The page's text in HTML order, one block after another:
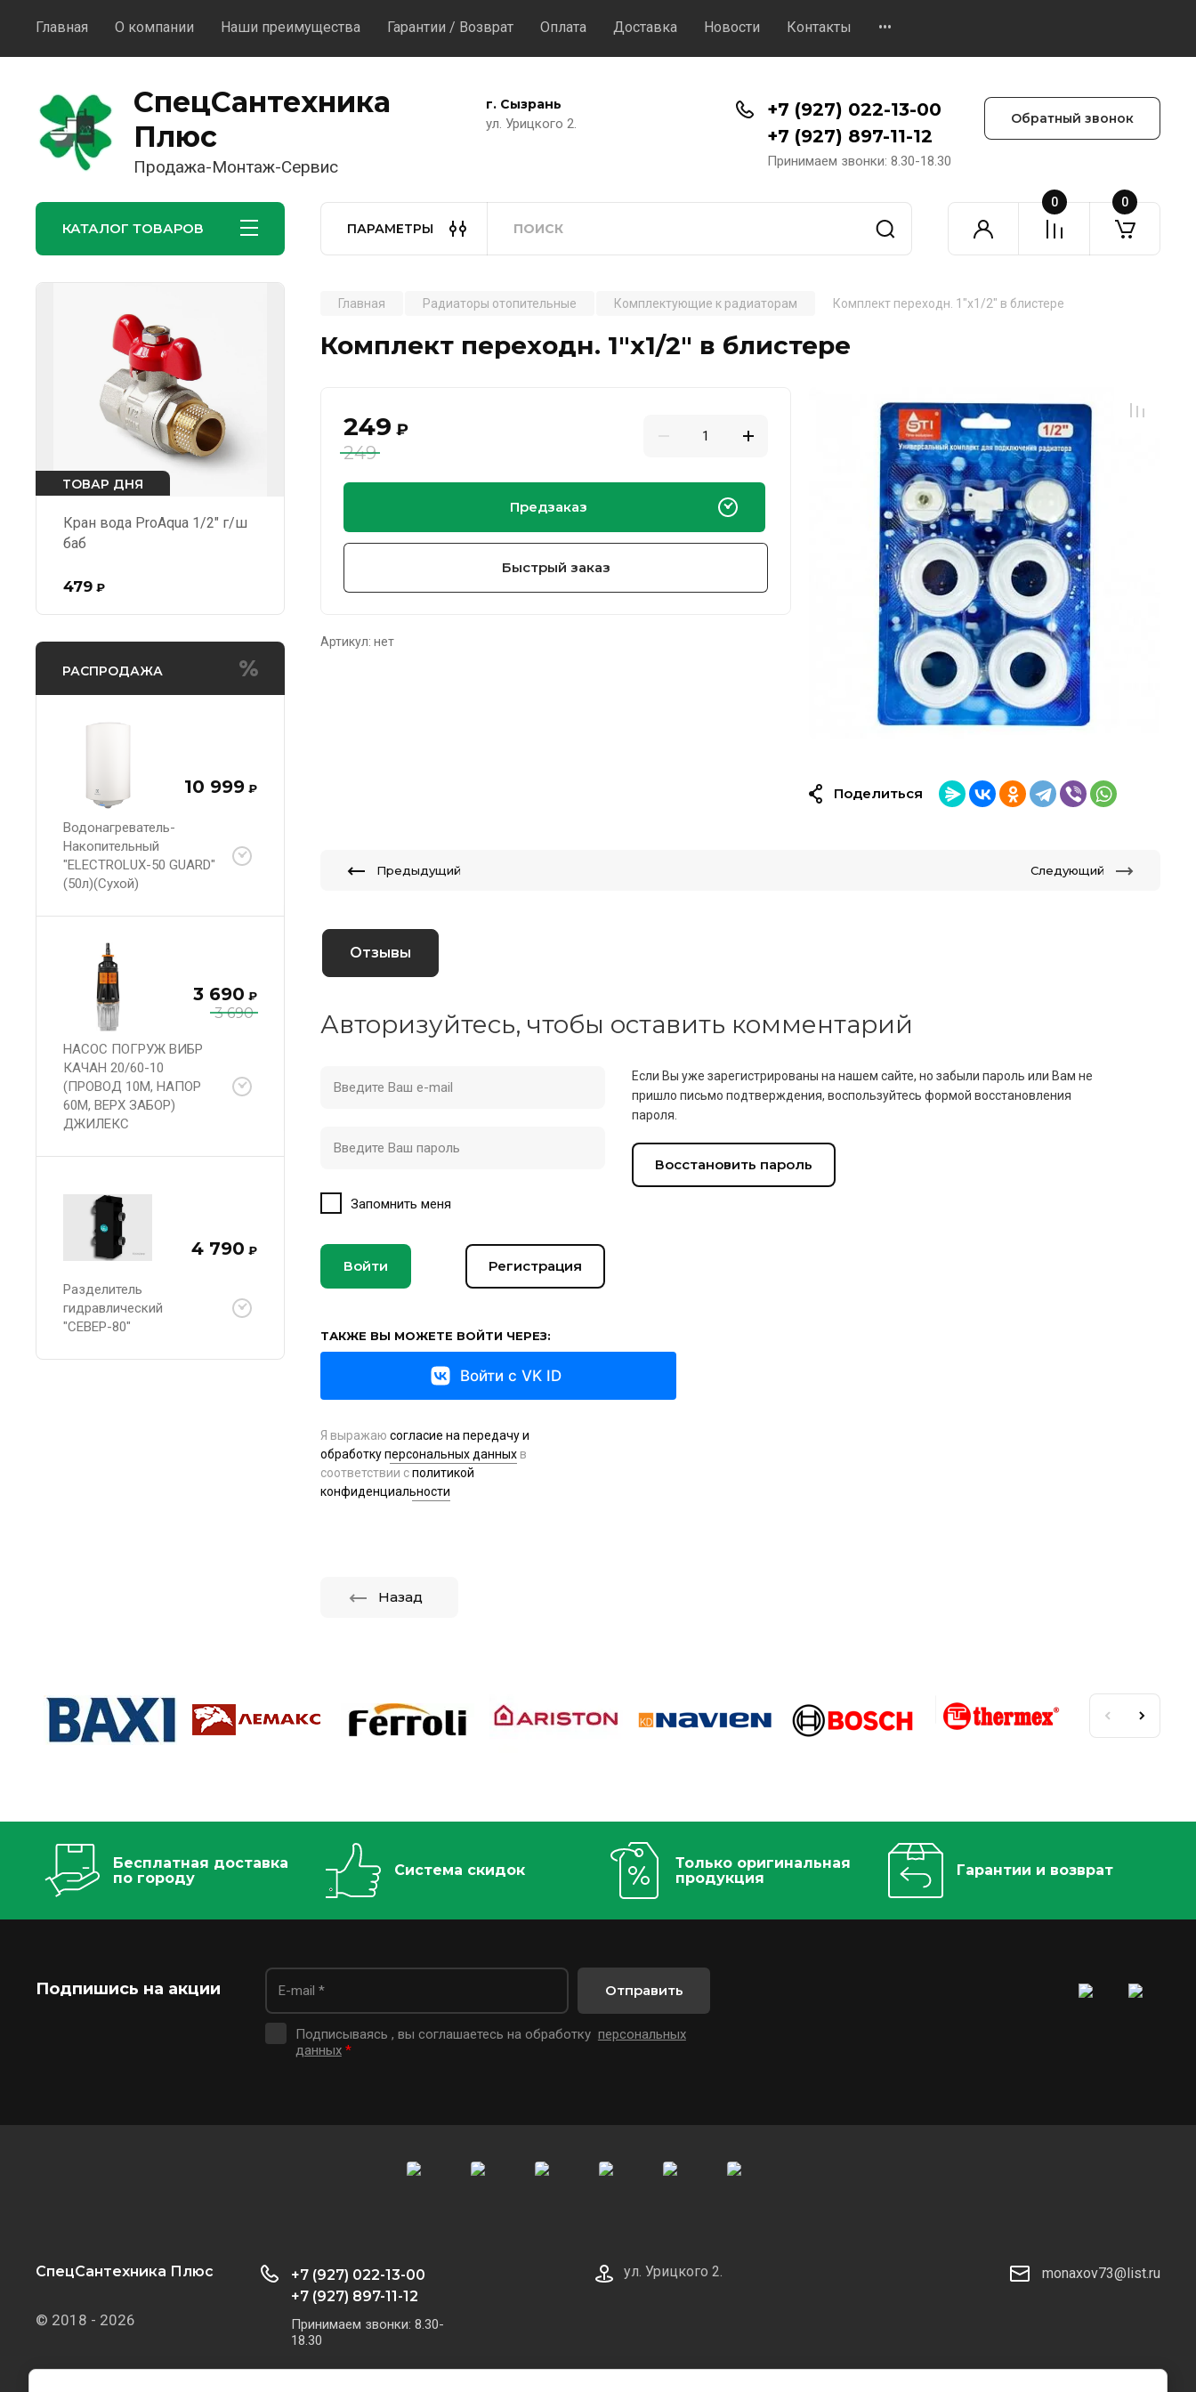
Главная О компании Наши преимущества Гарантии / Возврат Оплата Доставка Новости Контакты •••
СпецСантехника
Плюс
Продажа-Монтаж-Сервис
г. Сызрань
ул. Урицкого 2.
+7 (927) 022-13-00
+7 (927) 897-11-12
Принимаем звонки: 8.30-18.30
Обратный звонок
КАТАЛОГ ТОВАРОВ ПАРАМЕТРЫ
0 0
ТОВАР ДНЯ
Кран вода ProAqua 1/2" г/ш
баб
479 ₽
РАСПРОДАЖА
10 999 ₽
Водонагреватель-
Накопительный
"ELECTROLUX-50 GUARD"
(50л)(Сухой)
3 690
3 690 ₽
НАСОС ПОГРУЖ ВИБР
КАЧАН 20/60-10
(ПРОВОД 10М, НАПОР
60М, ВЕРХ ЗАБОР)
ДЖИЛЕКС
4 790 ₽
Разделитель
гидравлический
"СЕВЕР-80"
Главная Радиаторы отопительные Комплектующие к радиаторам Комплект переходн. 1"х1/2" в блистере
Комплект переходн. 1"х1/2" в блистере
249 ₽
249
Предзаказ
Быстрый заказ
Артикул: нет
Поделиться
Предыдущий Следующий
Отзывы
Авторизуйтесь, чтобы оставить комментарий
Запомнить меня
Войти Регистрация
Если Вы уже зарегистрированы на нашем сайте, но забыли пароль или Вам не
пришло письмо подтверждения, воспользуйтесь формой восстановления
пароля.
Восстановить пароль
ТАКЖЕ ВЫ МОЖЕТЕ ВОЙТИ ЧЕРЕЗ:
Войти с VK ID
Я выражаю согласие на передачу и
обработку персональных данных в
соответствии сполитикой
конфиденциальности
Назад
Бесплатная доставка
по городу
Система скидок
Только оригинальная
продукция
Гарантии и возврат
Подпишись на акции
Подписываясь , вы соглашаетесь на обработку персональных
данных *
Отправить
СпецСантехника Плюс
© 2018 - 2026
+7 (927) 022-13-00
+7 (927) 897-11-12
Принимаем звонки: 8.30-
18.30
ул. Урицкого 2. monaxov73@list.ru